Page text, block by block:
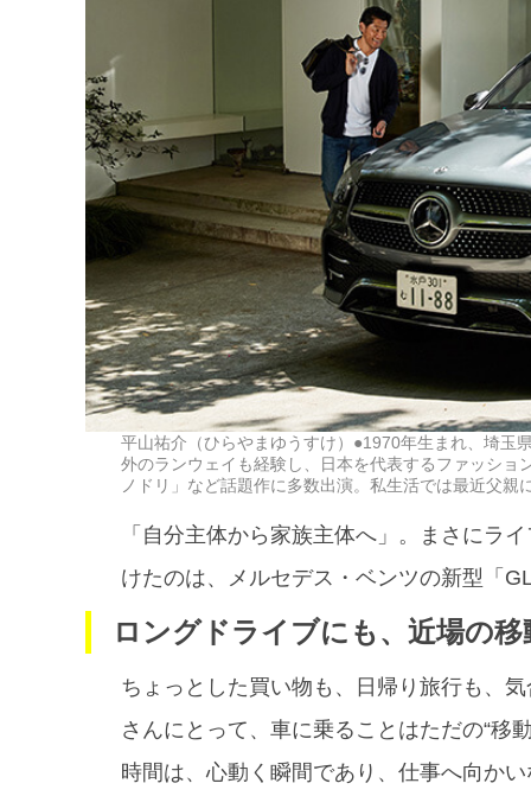
平山祐介（ひらやまゆうすけ）●1970年生まれ、埼玉
外のランウェイも経験し、日本を代表するファッシ
ノドリ」など話題作に多数出演。私生活では最近父親
「自分主体から家族主体へ」。まさにラ
けたのは、メルセデス・ベンツの新型「
ロングドライブにも、近場の
ちょっとした買い物も、日帰り旅行も、
さんにとって、車に乗ることはただの“移
時間は、心動く瞬間であり、仕事へ向か